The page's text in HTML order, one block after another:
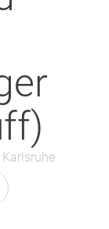
Karlsruhe